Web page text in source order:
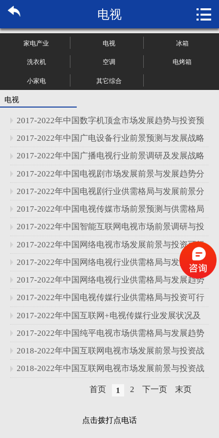
关于博纳
管理咨询
大数据
新闻资讯
加入我们
电视 
家电产业 电视 冰箱
洗衣机 空调 电烤箱
小家电 其它综合
电视
2017-2022年中国数字机顶盒市场发展趋势与投资预
测分析报告
2017-2022年中国广电设备行业前景预测与发展战略
分析报告
2017-2022年中国广播电视行业前景调研及发展战略
分析报告
2017-2022年中国电视剧市场发展前景与发展趋势分
析报告
2017-2022年中国电视剧行业供需格局与发展前景分
析报告
2017-2022年中国电视传媒市场前景预测与供需格局
分析报告
2017-2022年中国智能互联网电视市场前景调研与投
资战略研究报告
2017-2022年中国网络电视市场发展前景与投资可行
性研究报告
2017-2022年中国网络电视行业供需格局与发展趋势
分析报告
2017-2022年中国网络电视行业供需格局与发展趋势
分析报告
2017-2022年中国电视传媒行业供需格局与投资可行
性研究报告
2017-2022年中国互联网+电视传媒行业发展状况及
前景预测分析报告
2017-2022年中国纯平电视市场供需格局与发展趋势
分析报告
2018-2022年中国互联网电视市场发展前景与投资战
略研究报告
2018-2022年中国互联网电视市场发展前景与投资战
首页 1 2 下一页 末页
点击拨打点电话